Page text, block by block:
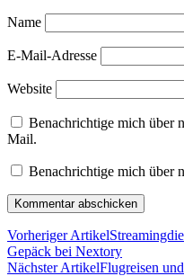
Name
E-Mail-Adresse
Website
Benachrichtige mich über
Mail.
Benachrichtige mich über
Vorheriger Artikel
Gepäck bei Nextory
Nächster ArtikelFlugreisen